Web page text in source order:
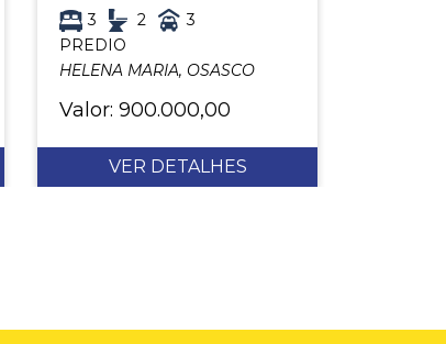
3 2
3
PREDIO
HELENA MARIA, OSASCO
Valor: 900.000,00
VER DETALHES